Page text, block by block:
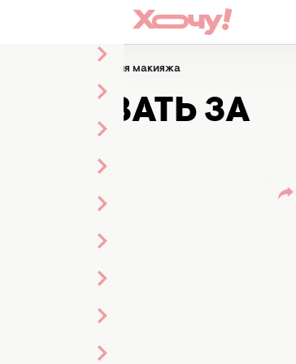
за кистями для макияжа
ЗА